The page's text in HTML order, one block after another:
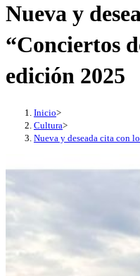
esta
Nueva y
“Conciertos
edición 2025
Inicio>
Cultura>
Nueva y deseada cita con